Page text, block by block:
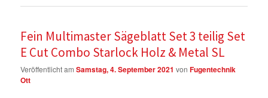
Fein Multimaster Sägeblatt Set 3 teilig Set
E Cut Combo Starlock Holz & Metal SL
Veröffentlicht amSamstag, 4. September 2021 vonFugentechnik
Ott